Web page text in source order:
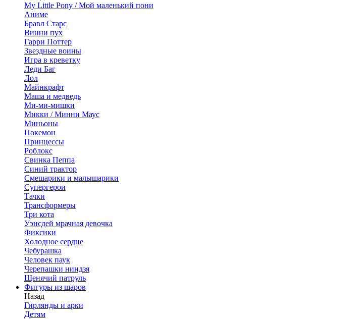
My Little Pony / Мой маленький пони
Аниме
Бравл Старс
Винни пух
Гарри Поттер
Звездные воины
Игра в креветку
Леди Баг
Лол
Майнкрафт
Маша и медведь
Ми-ми-мишки
Микки / Минни Маус
Миньоны
Покемон
Принцессы
Роблокс
Свинка Пеппа
Синий трактор
Смешарики и малышарики
Супергерои
Тачки
Трансформеры
Три кота
Уэнсдей мрачная девочка
Фиксики
Холодное сердце
Чебурашка
Человек паук
Черепашки ниндзя
Щенячий патруль
Фигуры из шаров
Назад
Гирлянды и арки
Детям